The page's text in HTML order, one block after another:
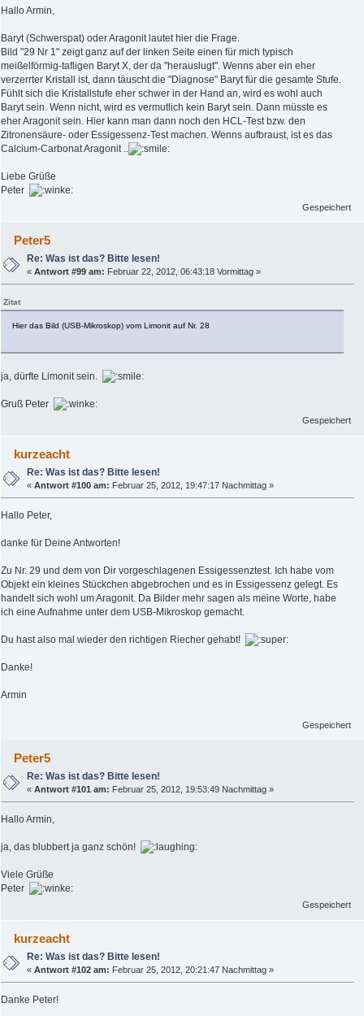
Hallo Armin,
Baryt (Schwerspat) oder Aragonit lautet hier die Frage.
Bild "29 Nr 1" zeigt ganz auf der linken Seite einen für mich typisch
meißelförmig-tafligen Baryt X, der da "herauslugt". Wenns aber ein eher
verzerrter Kristall ist, dann täuscht die "Diagnose" Baryt für die gesamte Stufe.
Fühlt sich die Kristallstufe eher schwer in der Hand an, wird es wohl auch
Baryt sein. Wenn nicht, wird es vermutlich kein Baryt sein. Dann müsste es
eher Aragonit sein. Hier kann man dann noch den HCL-Test bzw. den
Zitronensäure- oder Essigessenz-Test machen. Wenns aufbraust, ist es das
Calcium-Carbonat Aragonit ..
Liebe Grüße
Peter
Gespeichert
Peter5
Re: Was ist das? Bitte lesen!
«Antwort #99 am: Februar 22, 2012, 06:43:18 Vormittag »
Zitat
Hier das Bild (USB-Mikroskop) vom Limonit auf Nr. 28
ja, dürfte Limonit sein.
Gruß Peter
Gespeichert
kurzeacht
Re: Was ist das? Bitte lesen!
«Antwort #100 am: Februar 25, 2012, 19:47:17 Nachmittag »
Hallo Peter,
danke für Deine Antworten!
Zu Nr. 29 und dem von Dir vorgeschlagenen Essigessenztest. Ich habe vom
Objekt ein kleines Stückchen abgebrochen und es in Essigessenz gelegt. Es
handelt sich wohl um Aragonit. Da Bilder mehr sagen als meine Worte, habe
ich eine Aufnahme unter dem USB-Mikroskop gemacht.
Du hast also mal wieder den richtigen Riecher gehabt!
Danke!
Armin
Gespeichert
Peter5
Re: Was ist das? Bitte lesen!
«Antwort #101 am: Februar 25, 2012, 19:53:49 Nachmittag »
Hallo Armin,
ja, das blubbert ja ganz schön!
Viele Grüße
Peter
Gespeichert
kurzeacht
Re: Was ist das? Bitte lesen!
«Antwort #102 am: Februar 25, 2012, 20:21:47 Nachmittag »
Danke Peter!